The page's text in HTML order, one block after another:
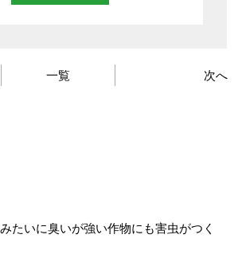
一覧 次へ
たいに臭いが強い作物にも害虫がつく